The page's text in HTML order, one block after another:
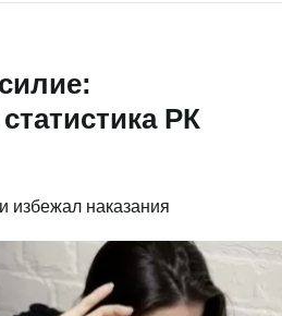
РК
избежал наказания